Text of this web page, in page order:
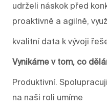
udrželi náskok před
proaktivně a agilně,
kvalitní data k vývoji
Vynikáme v tom, co
Produktivní.
na naši roli umíme